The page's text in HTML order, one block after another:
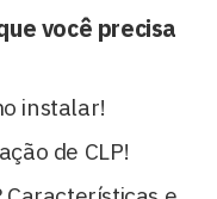
você precisa
instalar!
de CLP!